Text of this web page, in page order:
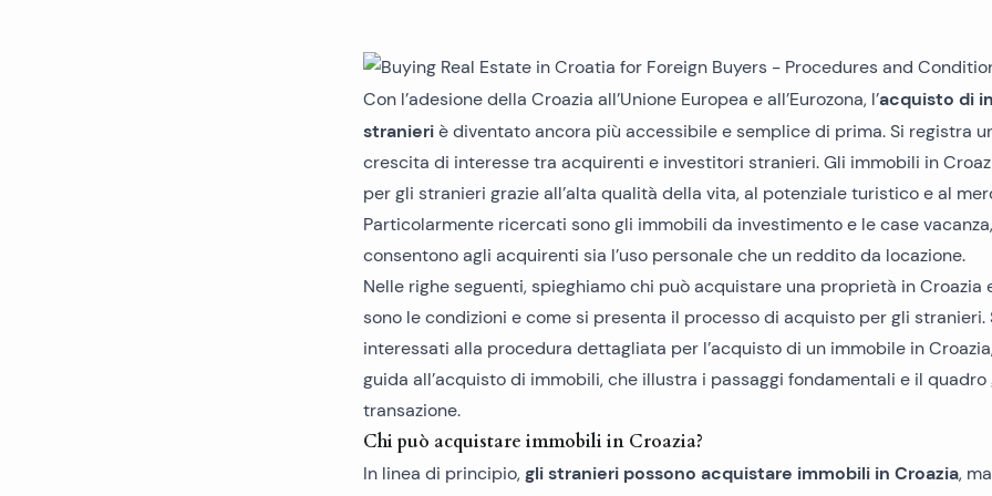
Case e ville a Kaštela
Case e ville a Primošten
Case e ville a Dubrovnik
Case e ville a Zara
Case e ville prima fila al mare
Vecchie case in pietra
Appartamenti a Kaštela
Appartamenti a Hvar
Con l’adesione della Croazia all’Unione Europea e all’Eurozona, l’acquisto di
stranieri è diventato ancora più accessibile e semplice di prima. Si registra
crescita di interesse tra acquirenti e investitori stranieri. Gli immobili in
per gli stranieri grazie all’alta qualità della vita, al potenziale turistico e al
Particolarmente ricercati sono gli immobili da investimento e le case vacanza
consentono agli acquirenti sia l’uso personale che un reddito da locazione.
Nelle righe seguenti, spieghiamo chi può acquistare una proprietà in Croazia
sono le condizioni e come si presenta il processo di acquisto per gli stranieri.
interessati alla procedura dettagliata per l’acquisto di un immobile in
guida all’acquisto di immobili, che illustra i passaggi fondamentali e il
transazione.
Chi può acquistare immobili in Croazia?
In linea di principio, gli stranieri possono acquistare immobili in Croazia,